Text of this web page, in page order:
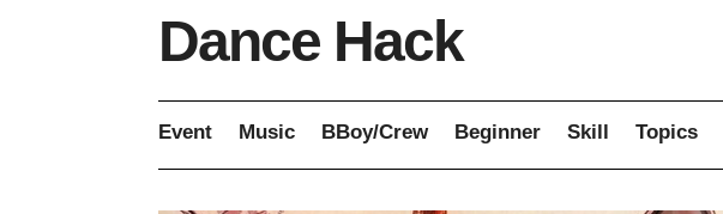
Dance Hack
Event Music BBoy/Crew Beginner Skill Topics